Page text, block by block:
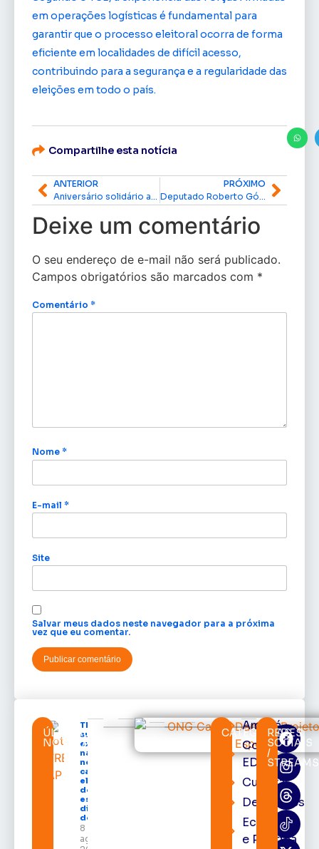
em operações logísticas é fundamental para
garantir que o processo eleitoral ocorra de forma
eficiente em localidades de difícil acesso,
contribuindo para a segurança e a regularidade das
eleições em todo o país.
Compartilhe esta notícia
ANTERIOR
PRÓXIMO
Deixe um comentário
O seu endereço de e-mail não será publicado.
Campos obrigatórios são marcados com *
Comentário *
Nome *
E-mail *
Site
Salvar meus dados neste navegador para a próxima
vez que eu comentar.
ÚLTIMAS
NOTÍCIAS
TRE-AP
suspende
expediente
na sede e
nos
cartórios
eleitorais
de todo o
estado nos
dias 10 e 11
de agosto
8 de
agosto de
CATEGORIAS
Amapá
Cortes
EDcast
Cultura
Destaques
Economia
e Política
REDES
SOCIAIS
/
STREAMS